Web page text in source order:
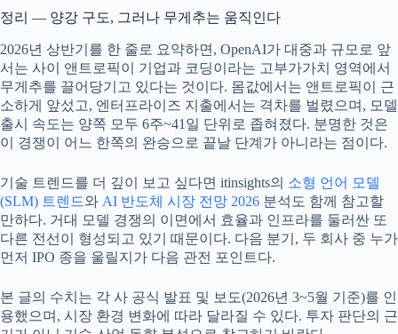
정리 — 양강 구도, 그러나 무게추는 움직인다
2026년 상반기를 한 줄로 요약하면, OpenAI가 대중과 규모로 앞
서는 사이 앤트로픽이 기업과 코딩이라는 고부가가치 영역에서
무게추를 끌어당기고 있다는 것이다. 몸값에서는 앤트로픽이 근
소하게 앞섰고, 엔터프라이즈 지출에서는 격차를 벌렸으며, 모델
출시 속도는 양쪽 모두 6주~41일 단위로 좁혀졌다. 분명한 것은
이 경쟁이 어느 한쪽의 완승으로 끝날 단계가 아니라는 점이다.
기술 트렌드를 더 깊이 보고 싶다면 itinsights의 소형 언어 모델
(SLM) 트렌드와 AI 반도체 시장 전망 2026 분석도 함께 참고할
만하다. 거대 모델 경쟁의 이면에서 효율과 인프라를 둘러싼 또
다른 전선이 형성되고 있기 때문이다. 다음 분기, 두 회사 중 누가
먼저 IPO 종을 울릴지가 다음 관전 포인트다.
본 글의 수치는 각 사 공식 발표 및 보도(2026년 3~5월 기준)를 인
용했으며, 시장 환경 변화에 따라 달라질 수 있다. 투자 판단의 근